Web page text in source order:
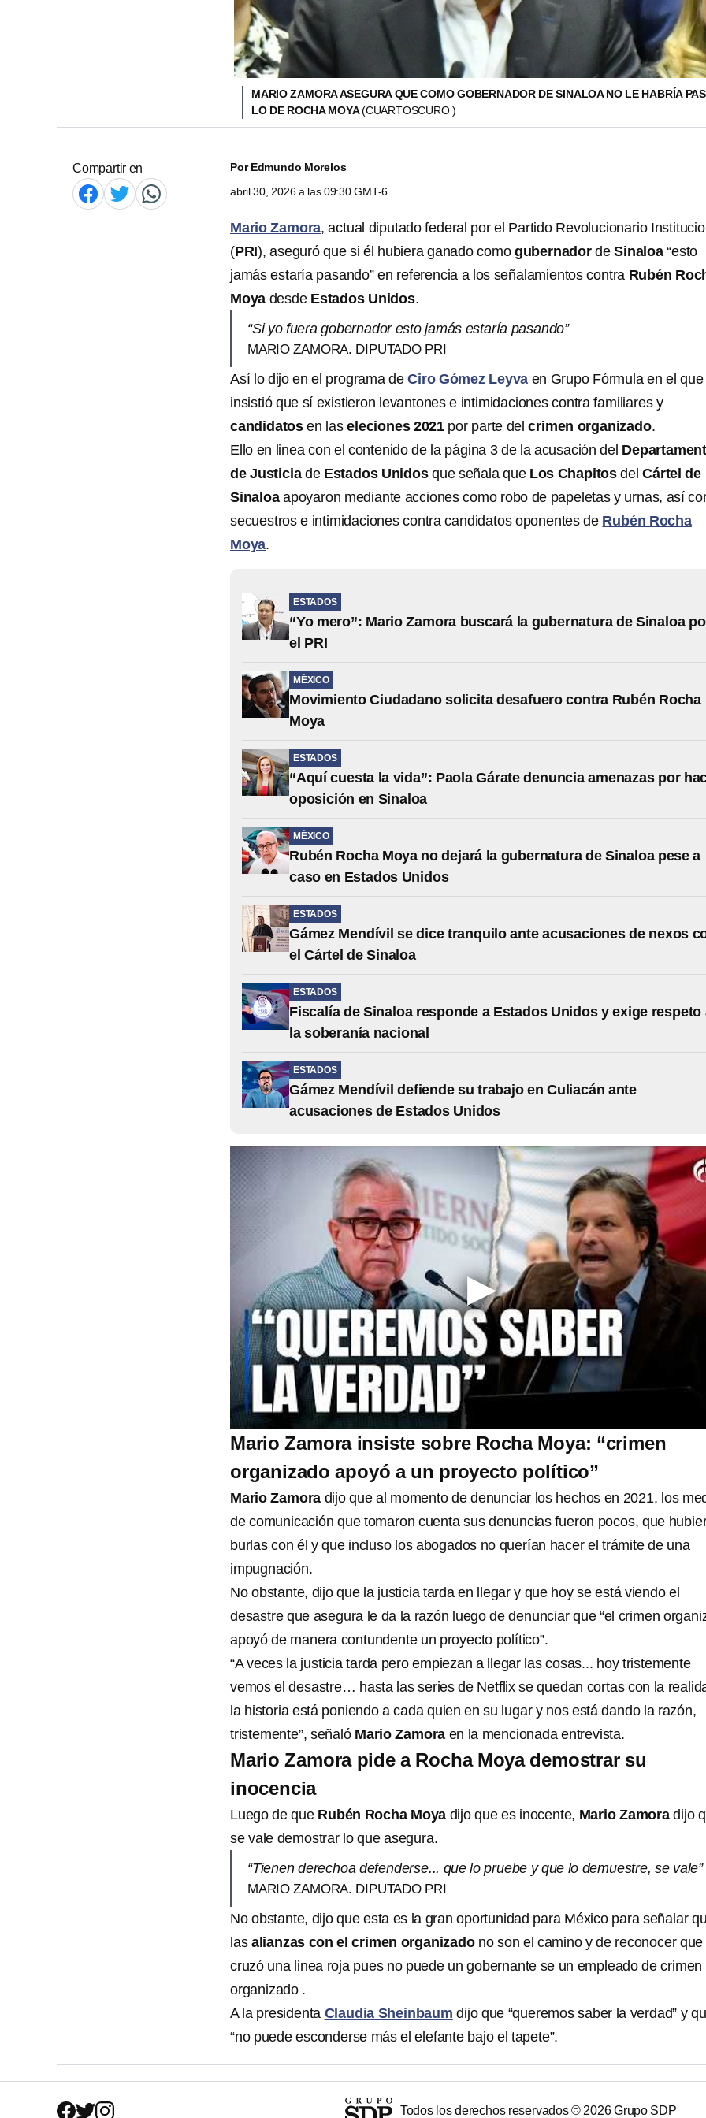
MARIO ZAMORA ASEGURA QUE COMO GOBERNADOR DE SINALOA NO LE HABRÍA
LO DE ROCHA MOYA(CUARTOSCURO )
Compartir en PorEdmundo Morelos
abril 30, 2026 a las 09:30 GMT-6
Mario Zamora, actual diputado federal por el Partido Revolucionario
(PRI), aseguró que si él hubiera ganado como gubernadordeSinaloa“esto
jamás estaría pasando” en referencia a los señalamientos contra Rubén
Moya desde Estados Unidos.
“Si yo fuera gobernador esto jamás estaría pasando”
MARIO ZAMORA. DIPUTADO PRI
Así lo dijo en el programa de Ciro Gómez Leyva en Grupo Fórmula en el que
insistió que sí existieron levantones e intimidaciones contra familiares y
candidatos en laseleciones 2021 por parte delcrimen organizado.
Ello en linea con el contenido de la página 3 de la acusación del
de Justiciade Estados Unidosque señala que Los ChapitosdelCártel de
Sinaloa apoyaron mediante acciones como robo de papeletas y urnas, así
secuestros e intimidaciones contra candidatos oponentes de Rubén Rocha
Moya.
ESTADOS
“Yo mero”: Mario Zamora buscará la gubernatura de Sinaloa
el PRI
MÉXICO
Movimiento Ciudadano solicita desafuero contra Rubén Rocha
Moya
ESTADOS
“Aquí cuesta la vida”: Paola Gárate denuncia amenazas por
oposición en Sinaloa
MÉXICO
Rubén Rocha Moya no dejará la gubernatura de Sinaloa pese a
caso en Estados Unidos
ESTADOS
Gámez Mendívil se dice tranquilo ante acusaciones de nexos
el Cártel de Sinaloa
ESTADOS
Fiscalía de Sinaloa responde a Estados Unidos y exige respeto
la soberanía nacional
ESTADOS
Gámez Mendívil defiende su trabajo en Culiacán ante
acusaciones de Estados Unidos
Mario Zamora insiste sobre Rocha Moya: “crimen
organizado apoyó a un proyecto político”
Mario Zamora dijo que al momento de denunciar los hechos en 2021, los
de comunicación que tomaron cuenta sus denuncias fueron pocos, que
burlas con él y que incluso los abogados no querían hacer el trámite de una
impugnación.
No obstante, dijo que la justicia tarda en llegar y que hoy se está viendo el
desastre que asegura le da la razón luego de denunciar que “el crimen
apoyó de manera contundente un proyecto político”.
“A veces la justicia tarda pero empiezan a llegar las cosas... hoy tristemente
vemos el desastre… hasta las series de Netflix se quedan cortas con la
la historia está poniendo a cada quien en su lugar y nos está dando la razón,
tristemente”, señaló Mario Zamora en la mencionada entrevista.
Mario Zamora pide a Rocha Moya demostrar su
inocencia
Luego de que Rubén Rocha Moya dijo que es inocente, Mario Zamoradijo
se vale demostrar lo que asegura.
“Tienen derechoa defenderse... que lo pruebe y que lo demuestre, se vale”
MARIO ZAMORA. DIPUTADO PRI
No obstante, dijo que esta es la gran oportunidad para México para señalar
las alianzas con el crimen organizadono son el camino y de reconocer que
cruzó una linea roja pues no puede un gobernante se un empleado de crimen
organizado .
A la presidenta Claudia Sheinbaum dijo que “queremos saber la verdad” y
“no puede esconderse más el elefante bajo el tapete”.
Todos los derechos reservados © 2026Grupo SDP